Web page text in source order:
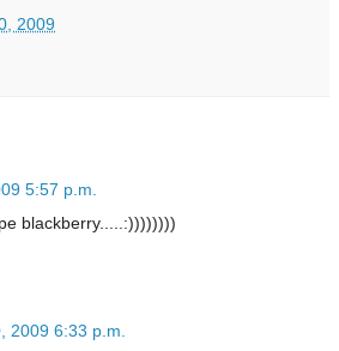
2009
5:57 p.m.
blackberry.....:))))))))
2009 6:33 p.m.